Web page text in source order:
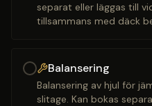
separat eller läggas till
tillsammans med däck
Balansering
Balansering av hjul för
slitage. Kan bokas